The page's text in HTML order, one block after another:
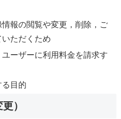
報の閲覧や変更，削除，ご
ただくため
ーザーに利用料金を請求す
る目的
）